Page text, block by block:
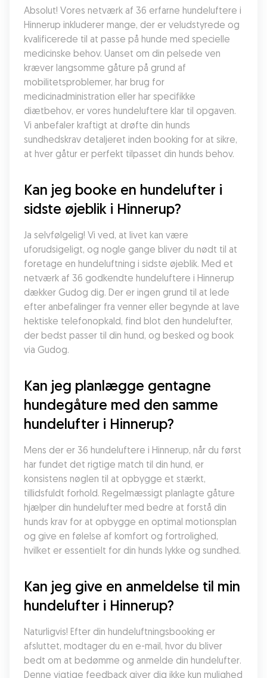
Absolut! Vores netværk af 36 erfarne hundeluftere i
Hinnerup inkluderer mange, der er veludstyrede og
kvalificerede til at passe på hunde med specielle
medicinske behov. Uanset om din pelsede ven
kræver langsomme gåture på grund af
mobilitetsproblemer, har brug for
medicinadministration eller har specifikke
diætbehov, er vores hundeluftere klar til opgaven.
Vi anbefaler kraftigt at drøfte din hunds
sundhedskrav detaljeret inden booking for at sikre,
at hver gåtur er perfekt tilpasset din hunds behov.
Kan jeg booke en hundelufter i
sidste øjeblik i Hinnerup?
Ja selvfølgelig! Vi ved, at livet kan være
uforudsigeligt, og nogle gange bliver du nødt til at
foretage en hundeluftning i sidste øjeblik. Med et
netværk af 36 godkendte hundeluftere i Hinnerup
dækker Gudog dig. Der er ingen grund til at lede
efter anbefalinger fra venner eller begynde at lave
hektiske telefonopkald, find blot den hundelufter,
der bedst passer til din hund, og besked og book
via Gudog.
Kan jeg planlægge gentagne
hundegåture med den samme
hundelufter i Hinnerup?
Mens der er 36 hundeluftere i Hinnerup, når du først
har fundet det rigtige match til din hund, er
konsistens nøglen til at opbygge et stærkt,
tillidsfuldt forhold. Regelmæssigt planlagte gåture
hjælper din hundelufter med bedre at forstå din
hunds krav for at opbygge en optimal motionsplan
og give en følelse af komfort og fortrolighed,
hvilket er essentielt for din hunds lykke og sundhed.
Kan jeg give en anmeldelse til min
hundelufter i Hinnerup?
Naturligvis! Efter din hundeluftningsbooking er
afsluttet, modtager du en e-mail, hvor du bliver
bedt om at bedømme og anmelde din hundelufter.
Denne vigtige feedback giver dig ikke kun mulighed